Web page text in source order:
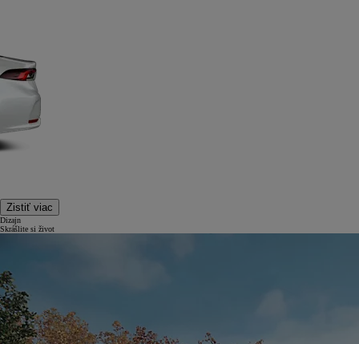
Zistiť viac
Dizajn
Skrášlite si život